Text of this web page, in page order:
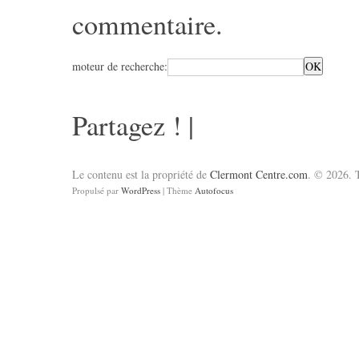
commentaire.
moteur de recherche:
Partagez ! |
Le contenu est la propriété de Clermont Centre.com. © 2026.
Propulsé par WordPress | Thème Autofocus